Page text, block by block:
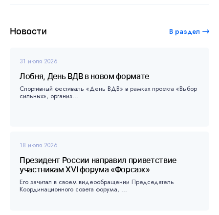
Новости В раздел
31 июля 2026
Лобня, День ВДВ в новом формате
Спортивный фестиваль «День ВДВ» в рамках проекта «Выбор
сильных», организ...
18 июля 2026
Президент России направил приветствие
участникам XVI форума «Форсаж»
Его зачитал в своем видеообращении Председатель
Координационного совета форума, ...